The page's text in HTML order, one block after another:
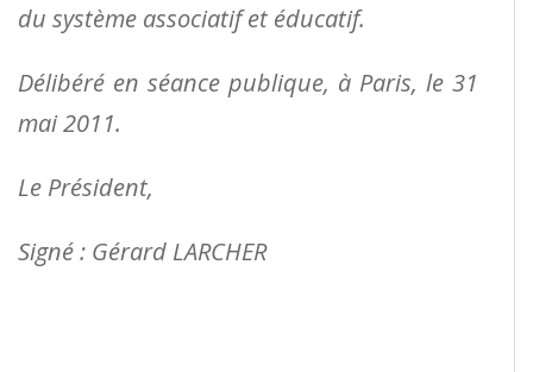
du système associatif et éducatif.
Délibéré en séance publique, à Paris, le 31
mai 2011.
Le Président,
Signé : Gérard LARCHER